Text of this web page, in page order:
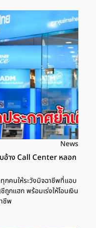
News
อ้าง Call Center หลอก
กคนให้ระวังมิจฉาชีพที่แอบ
ถูกแฮก พร้อมเร่งให้โอนเงิน
ชีพ